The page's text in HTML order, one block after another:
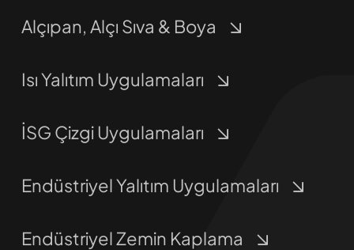
Alçıpan, Alçı Sıva & Boya
Isı Yalıtım Uygulamaları
İSG Çizgi Uygulamaları
Endüstriyel Yalıtım Uygulamaları
Endüstriyel Zemin Kaplama